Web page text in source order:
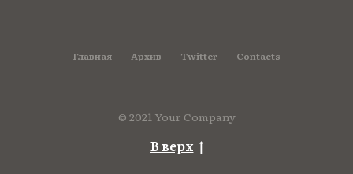
Главная Архив Twitter Contacts
© 2021 Your Company
В верх